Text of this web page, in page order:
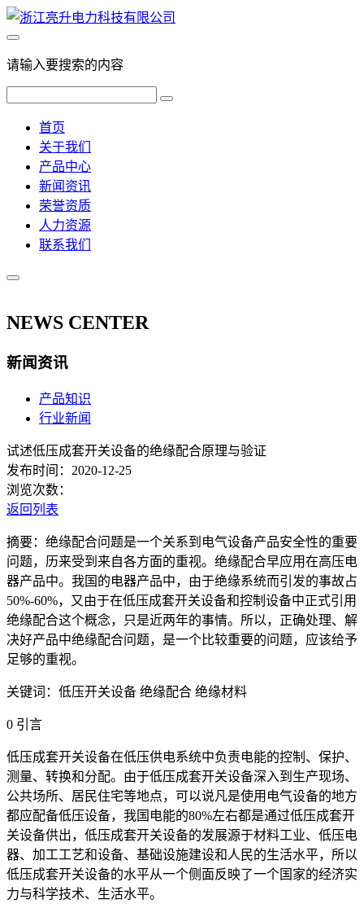
请输入要搜索的内容
首页
关于我们
产品中心
新闻资讯
荣誉资质
人力资源
联系我们
NEWS CENTER
新闻资讯
产品知识
行业新闻
试述低压成套开关设备的绝缘配合原理与验证
发布时间：2020-12-25
浏览次数：
返回列表
摘要：绝缘配合问题是一个关系到电气设备产品安全性的重要
问题，历来受到来自各方面的重视。绝缘配合早应用在高压电
器产品中。我国的电器产品中，由于绝缘系统而引发的事故占
50%-60%，又由于在低压成套开关设备和控制设备中正式引用
绝缘配合这个概念，只是近两年的事情。所以，正确处理、解
决好产品中绝缘配合问题，是一个比较重要的问题，应该给予
足够的重视。
关键词：低压开关设备 绝缘配合 绝缘材料
0 引言
低压成套开关设备在低压供电系统中负责电能的控制、保护、
测量、转换和分配。由于低压成套开关设备深入到生产现场、
公共场所、居民住宅等地点，可以说凡是使用电气设备的地方
都应配备低压设备，我国电能的80%左右都是通过低压成套开
关设备供出，低压成套开关设备的发展源于材料工业、低压电
器、加工工艺和设备、基础设施建设和人民的生活水平，所以
低压成套开关设备的水平从一个侧面反映了一个国家的经济实
力与科学技术、生活水平。